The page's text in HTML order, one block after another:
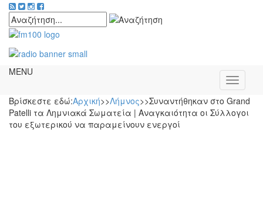
MENU
Βρίσκεστε εδώ:Αρχική>>Λήμνος>>Συναντήθηκαν στο Grand
Patelli τα Λημνιακά Σωματεία | Αναγκαιότητα οι Σύλλογοι
του εξωτερικού να παραμείνουν ενεργοί